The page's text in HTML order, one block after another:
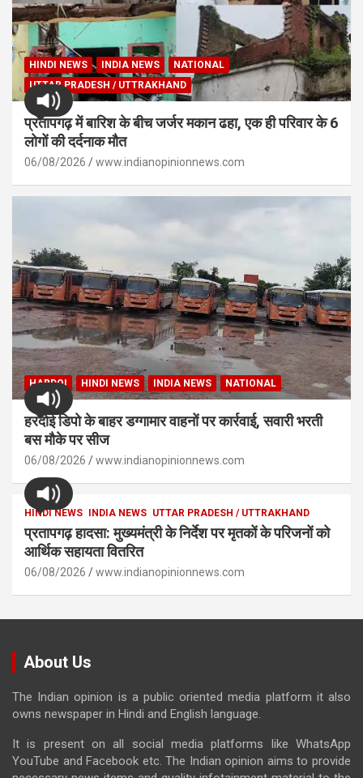
HINDI NEWS INDIA NEWS
NATIONAL
UTTAR PRADESH / UTTRAKHAND
प्रतापगढ़ में बारिश के बीच जर्जर मकान ढहा, एक ही परिवार के 6
लोगों की दर्दनाक मौत
06/08/2026 www.indianopinionnews.com
HARDOI HINDI NEWS INDIA NEWS NATIONAL
हरदोई डिपो के बाहर डग्गामार वाहनों पर कार्रवाई, सवारी भरती
बस मौके पर सीज
06/08/2026 www.indianopinionnews.com
HINDI NEWS INDIA NEWS UTTAR PRADESH / UTTRAKHAND
प्रतापगढ़ हादसा: मुख्यमंत्री के निर्देश पर मृतकों के परिजनों को
आर्थिक सहायता वितरित
06/08/2026 www.indianopinionnews.com
About Us
The Indian opinion is a public oriented media platform it also
owns newspaper in Hindi and English language.
It is present on all social media platforms like WhatsApp
YouTube and Facebook etc. The Indian opinion aims to provide